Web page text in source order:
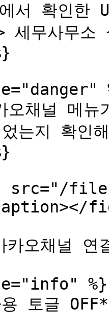
에서 확인한
세무사무소
오채널 메
는지 확인
files/
오채널 연
%}
토글